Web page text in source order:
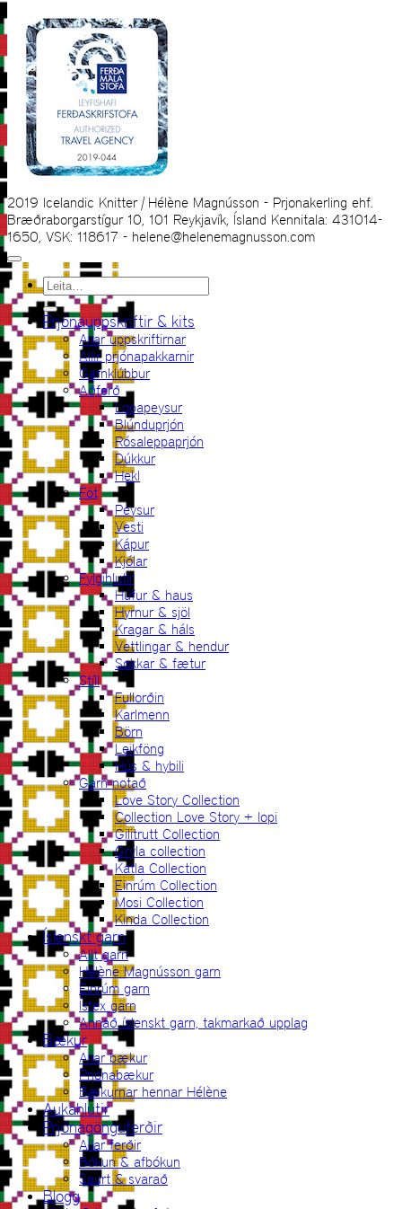
2019 Icelandic Knitter | Hélène Magnússon - Prjonakerling ehf.
Bræðraborgarstígur 10, 101 Reykjavík, Ísland Kennitala: 431014-
1650, VSK: 118617 - helene@helenemagnusson.com
Leita
eftir:
Prjónauppskriftir & kits
Allar uppskriftirnar
Allir prjónapakkarnir
Garnklúbbur
Aðferð
Lopapeysur
Blúnduprjón
Rósaleppaprjón
Dúkkur
Hekl
Föt
Peysur
Vesti
Kápur
Kjólar
Fylgihlutir
Húfur & haus
Hyrnur & sjöl
Kragar & háls
Vettlingar & hendur
Sokkar & fætur
Stíll
Fullorðin
Karlmenn
Börn
Leikföng
Hús & hybili
Garn notað
Love Story Collection
Collection Love Story + lopi
Gilitrutt Collection
Grýla collection
Katla Collection
Einrúm Collection
Mosi Collection
Kinda Collection
Íslenskt garn
Allt garn
Hélène Magnússon garn
Einrúm garn
Ístex garn
Annað íslenskt garn, takmarkað upplag
Bækur
Allar bækur
Prjónabækur
Bækurnar hennar Hélène
Aukahlutir
Prjónagönguferðir
Allar ferðir
Bókun & afbókun
Spurt & svarað
Blogg